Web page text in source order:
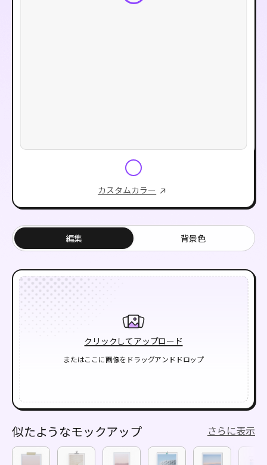
カスタムカラー
クリックしてアップロード
またはここに画像をドラッグアンドドロップ
編集 背景色
似たようなモックアップ さらに表示